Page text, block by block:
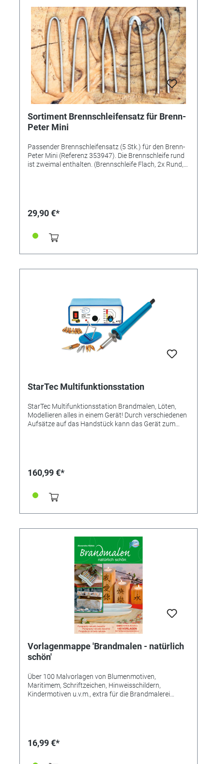
Sortiment Brennschleifensatz für Brenn-
Peter Mini
Passender Brennschleifensatz (5 Stk.) für den Brenn-
Peter Mini (Referenz 353947). Die Brennschleife rund
ist zweimal enthalten. (Brennschleife Flach, 2x Rund,
29,90 €*
StarTec Multifunktionsstation
StarTec Multifunktionsstation Brandmalen, Löten,
Modellieren alles in einem Gerät! Durch verschiedenen
Aufsätze auf das Handstück kann das Gerät zum
Modelliermesseraufsatz; Kolbenablage; ausführliche
elektronisch genaue Temperaturwahl, stufenlos
einstellbar von 50 - 500 °C; Kolben 24 V/20 W;
160,99 €*
Vorlagenmappe 'Brandmalen - natürlich
schön'
Über 100 Malvorlagen von Blumenmotiven,
Maritimem, Schriftzeichen, Hinweisschildern,
Kindermotiven u.v.m., extra für die Brandmalerei
16,99 €*